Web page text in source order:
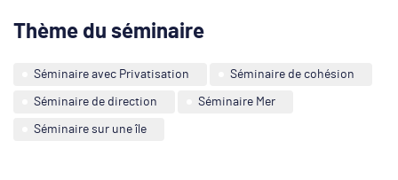
Thème du séminaire
Séminaire avec Privatisation Séminaire de cohésion
Séminaire de direction Séminaire Mer
Séminaire sur une île